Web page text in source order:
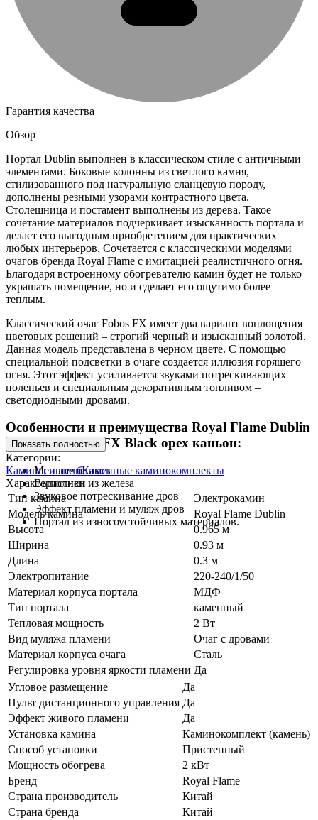
Гарантия качества
Обзор
Портал Dublin выполнен в классическом стиле с античными
элементами. Боковые колонны из светлого камня,
стилизованного под натуральную сланцевую породу,
дополнены резными узорами контрастного цвета.
Столешница и постамент выполнены из дерева. Такое
сочетание материалов подчеркивает изысканность портала и
делает его выгодным приобретением для практических
любых интерьеров. Сочетается с классическими моделями
очагов бренда Royal Flame с имитацией реалистичного огня.
Благодаря встроенному обогревателю камин будет не только
украшать помещение, но и сделает его ощутимо более
теплым.
Классический очаг Fobos FX имеет два вариант воплощения
цветовых решений – строгий черный и изысканный золотой.
Данная модель представлена в черном цвете. С помощью
специальной подсветки в очаге создается иллюзия горящего
огня. Этот эффект усиливается звуками потрескивающих
поленьев и специальным декоративным топливом –
светодиодными дровами.
Особенности и преимущества Royal Flame Dublin
с очагом Fobos FX Black орех каньон:
Меньше бликов
Выполнен из железа
Звуковое потрескивание дров
Эффект пламени и муляж дров
Портал из износоустойчивых материалов.
Показать полностью
Категории:
Камины и печиКаменные каминокомплекты
Характеристики
Тип камина
Электрокамин
Модель камина
Royal Flame Dublin
Высота
0.965 м
Ширина
0.93 м
Длина
0.3 м
Электропитание
220-240/1/50
Материал корпуса портала
МДФ
Тип портала
каменный
Тепловая мощность
2 Вт
Вид муляжа пламени
Очаг с дровами
Материал корпуса очага
Сталь
Регулировка уровня яркости пламени Да
Угловое размещение
Да
Пульт дистанционного управления Да
Эффект живого пламени
Да
Установка камина
Каминокомплект (камень)
Способ установки
Пристенный
Мощность обогрева
2 кВт
Бренд
Royal Flame
Страна производитель
Китай
Страна бренда
Китай